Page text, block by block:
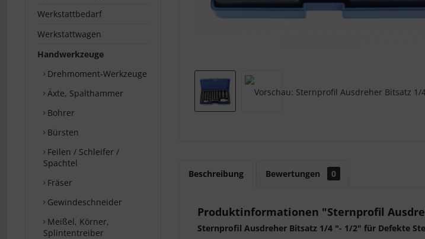
Werkstattbedarf
Werkstattwagen
Handwerkzeuge
Drehmoment-Werkzeuge
Äxte, Spalthammer
Bohrer
Bürsten
Feilen / Schleifer /
Spachtel
Fräser
Gewindeschneider
Meißel, Körner,
Splintentreiber
Beschreibung Bewertungen 0
Produktinformationen "Sternprofil
Sternprofil Ausdreher Bitsatz 1/4 "- 1/2" für Defekte